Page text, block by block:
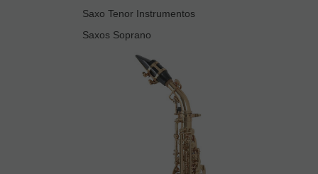
Saxo Tenor Instrumentos
Saxos Soprano